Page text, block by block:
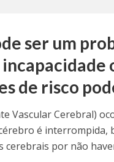
ser um
de risco
Vascular Cerebral)
é interrompida,
cerebrais por não